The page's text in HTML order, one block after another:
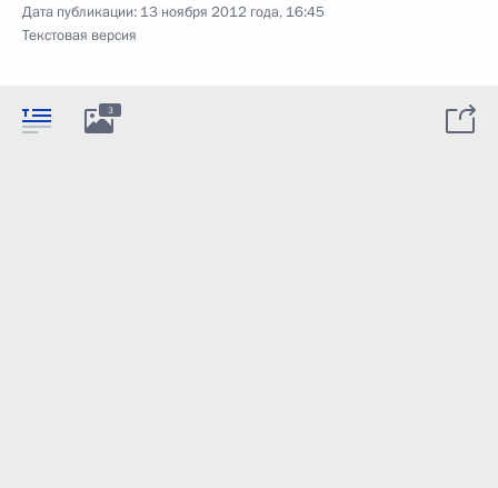
Дата публикации: 13 ноября 2012 года, 16:45
Текстовая версия
3